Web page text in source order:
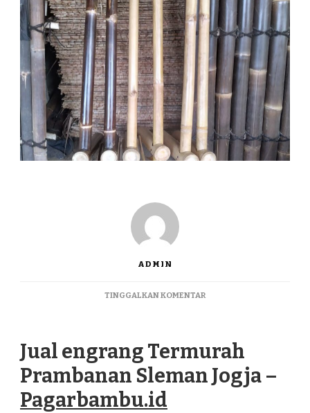
ADMIN
TINGGALKAN KOMENTARPADA
PRAMBANAN
SLEMAN
JOGJA
Jual engrang Termurah
Prambanan Sleman Jogja –
Pagarbambu.id